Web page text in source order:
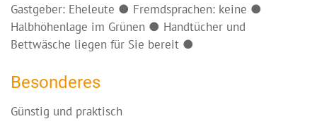
Gastgeber: Eheleute ● Fremdsprachen: keine ●
Halbhöhenlage im Grünen ● Handtücher und
Bettwäsche liegen für Sie bereit ●
Besonderes
Günstig und praktisch